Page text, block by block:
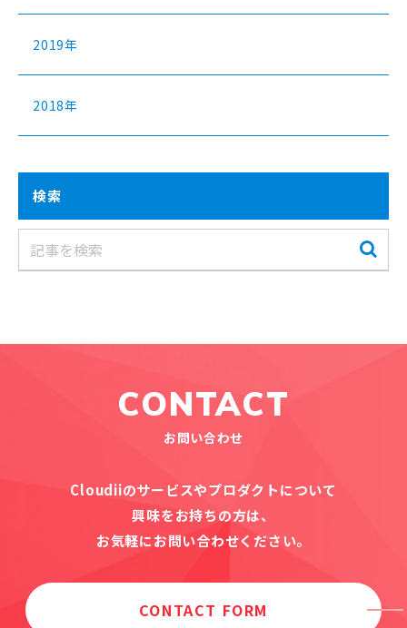
2019年
2018年
検索
CONTACT
お問い合わせ
Cloudiiのサービスやプロダクトについて
興味をお持ちの方は、
お気軽にお問い合わせください。
CONTACT FORM